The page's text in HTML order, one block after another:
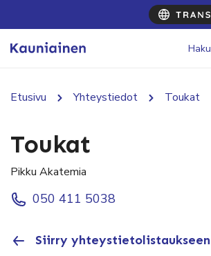
Haku
Etusivu Yhteystiedot Toukat
Toukat
Pikku Akatemia
050 411 5038
Siirry yhteystietolistaukseen